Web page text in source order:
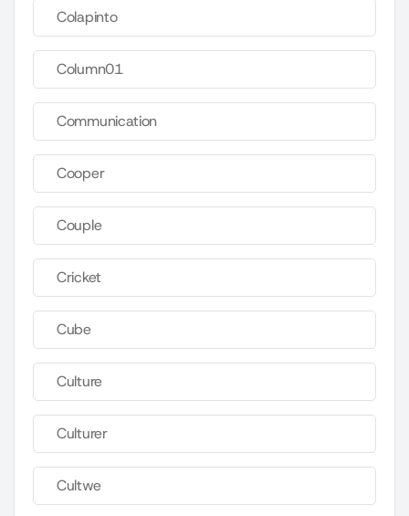
Colapinto
Column01
Communication
Cooper
Couple
Cricket
Cube
Culture
Culturer
Cultwe